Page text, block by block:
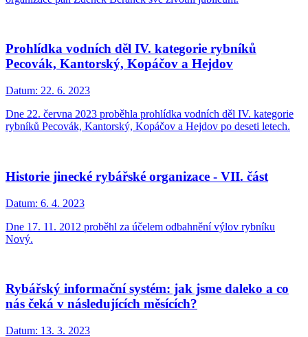
Prohlídka vodních děl IV. kategorie rybníků
Pecovák, Kantorský, Kopáčov a Hejdov
Datum: 22. 6. 2023
Dne 22. června 2023 proběhla prohlídka vodních děl IV. kategorie
rybníků Pecovák, Kantorský, Kopáčov a Hejdov po deseti letech.
Historie jinecké rybářské organizace - VII. část
Datum: 6. 4. 2023
Dne 17. 11. 2012 proběhl za účelem odbahnění výlov rybníku
Nový.
Rybářský informační systém: jak jsme daleko a co
nás čeká v následujících měsících?
Datum: 13. 3. 2023